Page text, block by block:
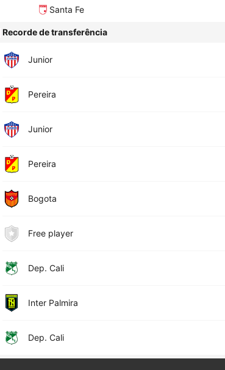
Santa Fe
Recorde de transferência
Junior
Pereira
Junior
Pereira
Bogota
Free player
Dep. Cali
Inter Palmira
Dep. Cali